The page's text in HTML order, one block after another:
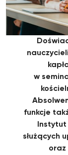
w
funkcje
Instytut
służących